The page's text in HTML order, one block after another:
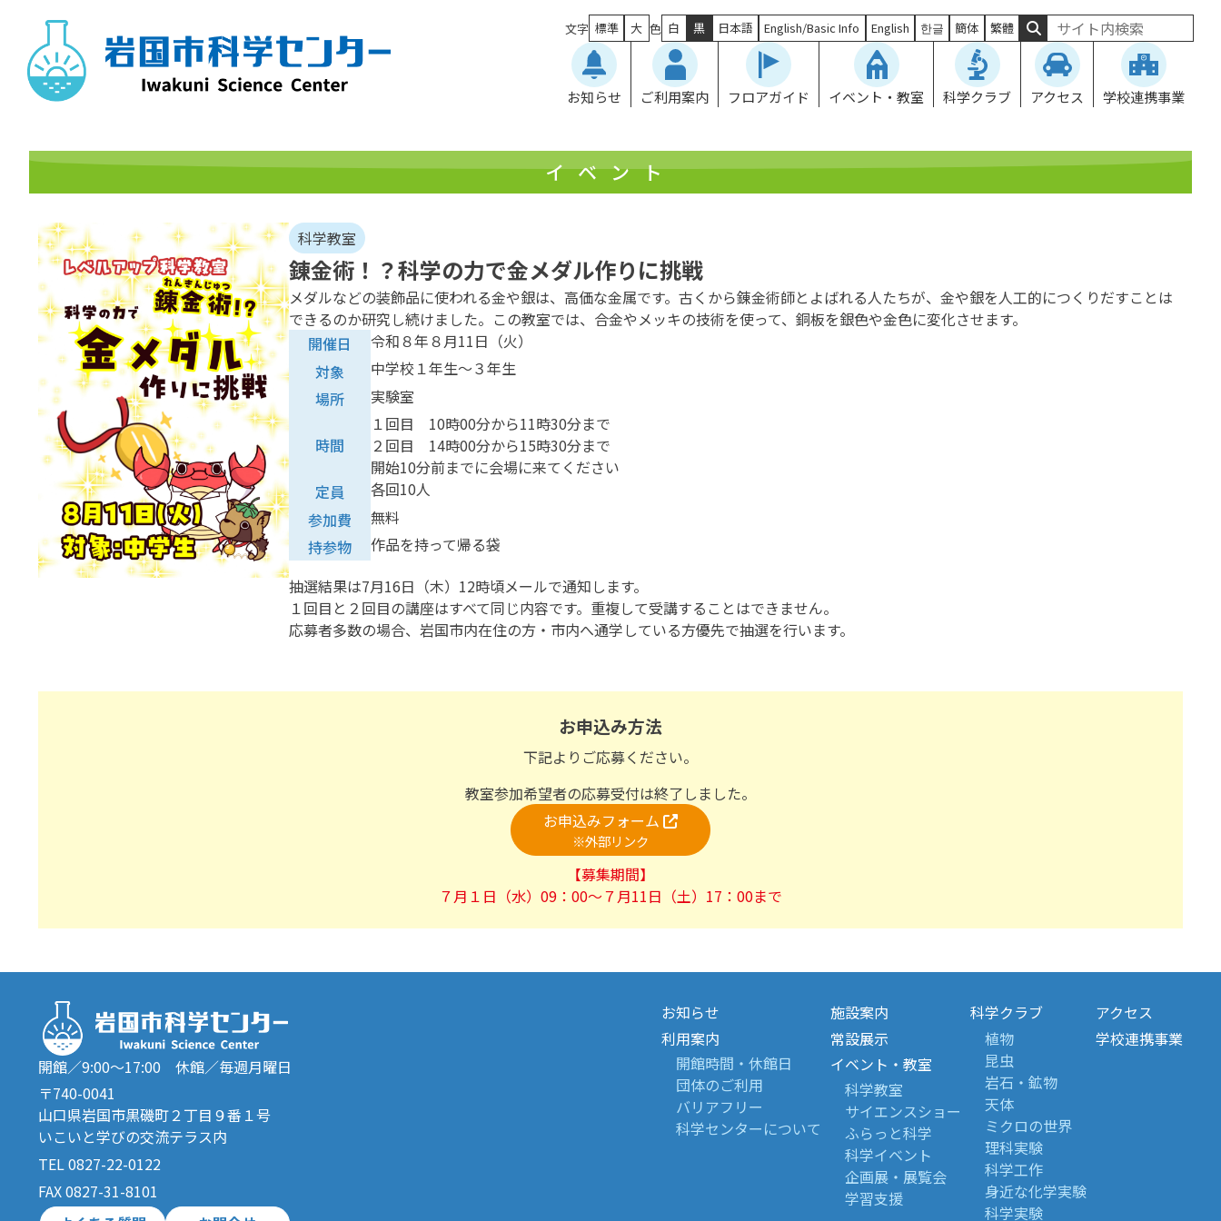
content
文字 標準 大 色 白 黒 日本語 English/Basic Info English 한글 簡体 繁體
お知らせ ご利用案内 フロアガイド イベント・教室 科学クラブ アクセス 学校連携事業
イベント
科学教室
錬金術！？科学の力で金メダル作りに挑戦
メダルなどの装飾品に使われる金や銀は、高価な金属です。古くから錬金術師とよばれる人たちが、金や銀を人工的につくりだすことは
できるのか研究し続けました。この教室では、合金やメッキの技術を使って、銅板を銀色や金色に変化させます。
開催日
令和８年８月11日（火）
対象
中学校１年生～３年生
場所
実験室
時間
１回目 10時00分から11時30分まで
２回目 14時00分から15時30分まで
開始10分前までに会場に来てください
定員
各回10人
参加費
無料
持参物
作品を持って帰る袋
抽選結果は7月16日（木）12時頃メールで通知します。
１回目と２回目の講座はすべて同じ内容です。重複して受講することはできません。
応募者多数の場合、岩国市内在住の方・市内へ通学している方優先で抽選を行います。
お申込み方法
下記よりご応募ください。
教室参加希望者の応募受付は終了しました。
お申込みフォーム
※外部リンク
【募集期間】
７月１日（水）09：00～７月11日（土）17：00まで
開館／9:00～17:00 休館／毎週月曜日
〒740-0041
山口県岩国市黒磯町２丁目９番１号
いこいと学びの交流テラス内
TEL 0827-22-0122
FAX 0827-31-8101
お知らせ
利用案内
開館時間・休館日
団体のご利用
バリアフリー
科学センターについて
施設案内
常設展示
イベント・教室
科学教室
サイエンスショー
ふらっと科学
科学イベント
企画展・展覧会
学習支援
科学クラブ
植物
昆虫
岩石・鉱物
天体
ミクロの世界
理科実験
科学工作
身近な化学実験
科学実験
アクセス
学校連携事業